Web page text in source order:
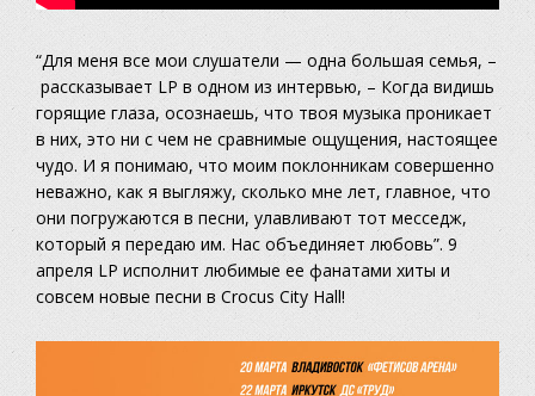
“Для меня все мои слушатели — одна большая семья, –
рассказывает LP в одном из интервью, – Когда видишь
горящие глаза, осознаешь, что твоя музыка проникает
в них, это ни с чем не сравнимые ощущения, настоящее
чудо. И я понимаю, что моим поклонникам совершенно
неважно, как я выгляжу, сколько мне лет, главное, что
они погружаются в песни, улавливают тот месседж,
который я передаю им. Нас объединяет любовь”. 9
апреля LP исполнит любимые ее фанатами хиты и
совсем новые песни в Crocus City Hall!